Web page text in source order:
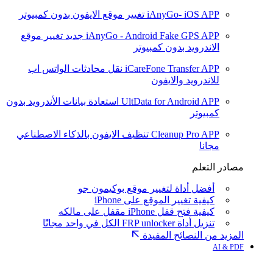
iAnyGo- iOS APP تغيير موقع الايفون بدون كمبيوتر
iAnyGo - Android Fake GPS APP جديد تغيير موقع
الاندرويد بدون كمبيوتر
iCareFone Transfer APP نقل محادثات الواتس اب
للاندرويد والايفون
UltData for Android APP استعادة بيانات الأندرويد بدون
كمبيوتر
Cleanup Pro APP تنظيف الايفون بالذكاء الاصطناعي
مجانا
مصادر التعلم
أفضل أداة لتغيير موقع بوكيمون جو
كيفية تغيير الموقع على iPhone
كيفية فتح قفل iPhone مقفل على مالكه
تنزيل أداة FRP unlocker الكل في واحد مجانًا
المزيد من النصائح المفيدة
AI & PDF